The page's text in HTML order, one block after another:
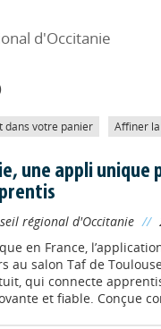
d'Occitanie
dans votre panier Affiner
une appli unique
régional d'Occitanie //
en France,
au salon Taf de
qui connecte
et fiable. Conçue